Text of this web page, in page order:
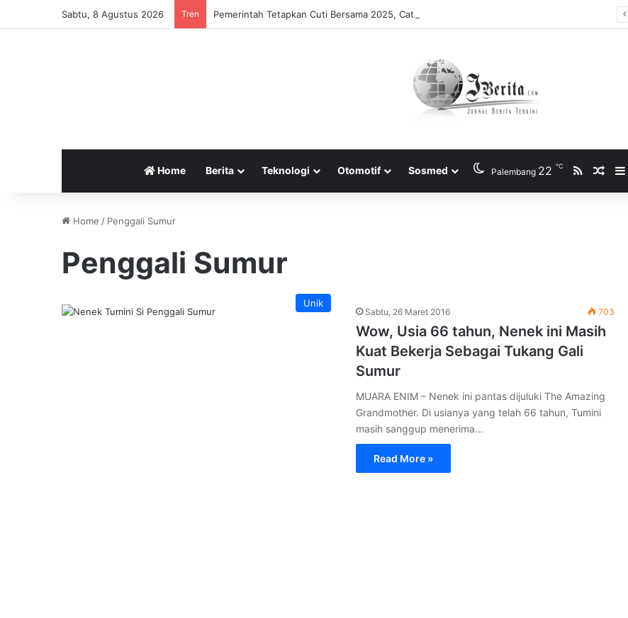
Sabtu, 8 Agustus 2026 Tren Pemerintah Tetapkan Cuti Bersama 2025, Catat! ini Tanggalnya
Home Berita Teknologi Otomotif Sosmed Palembang 22 ℃ RSS
Home / Penggali Sumur
Penggali Sumur
Unik
Sabtu, 26 Maret 2016 703
Wow, Usia 66 tahun, Nenek ini Masih
Kuat Bekerja Sebagai Tukang Gali
Sumur
MUARA ENIM – Nenek ini pantas dijuluki The Amazing
Grandmother. Di usianya yang telah 66 tahun, Tumini
masih sanggup menerima…
Read More »